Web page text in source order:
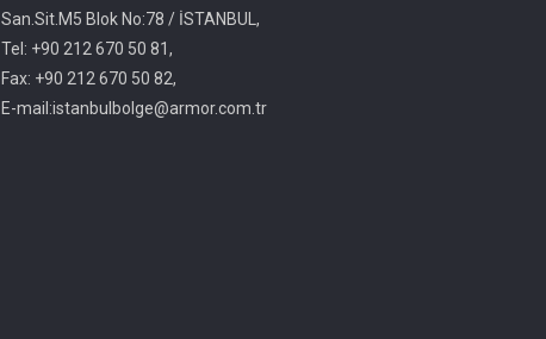
San.Sit.M5 Blok No:78 / İSTANBUL,
Tel: +90 212 670 50 81,
Fax: +90 212 670 50 82,
E-mail:istanbulbolge@armor.com.tr